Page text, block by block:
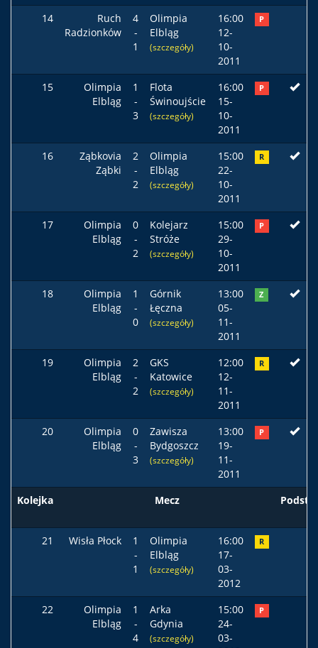
14
Ruch
Radzionków
4
-
1
Olimpia
Elbląg
(szczegóły)
16:00
12-
10-
2011
P
15
Olimpia
Elbląg
1
-
3
Flota
Świnoujście
(szczegóły)
16:00
15-
10-
2011
P
16
Ząbkovia
Ząbki
2
-
2
Olimpia
Elbląg
(szczegóły)
15:00
22-
10-
2011
R
17
Olimpia
Elbląg
0
-
2
Kolejarz
Stróże
(szczegóły)
15:00
29-
10-
2011
P
18
Olimpia
Elbląg
1
-
0
Górnik
Łęczna
(szczegóły)
13:00
05-
11-
2011
Z
19
Olimpia
Elbląg
2
-
2
GKS
Katowice
(szczegóły)
12:00
12-
11-
2011
R
20
Olimpia
Elbląg
0
-
3
Zawisza
Bydgoszcz
(szczegóły)
13:00
19-
11-
2011
P
Kolejka Mecz Podst
21 Wisła Płock
1
-
1
Olimpia
Elbląg
(szczegóły)
16:00
17-
03-
2012
R
22
Olimpia
Elbląg
1
-
4
Arka
Gdynia
(szczegóły)
15:00
24-
03-
P